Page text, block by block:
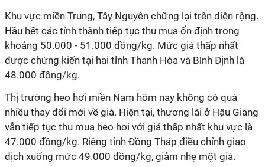
Khu vực miền Trung, Tây Nguyên chững lại trên diện rộng.
Hầu hết các tỉnh thành tiếp tục thu mua ổn định trong
khoảng 50.000 - 51.000 đồng/kg. Mức giá thấp nhất
được chứng kiến tại hai tỉnh Thanh Hóa và Bình Định là
48.000 đồng/kg.
Thị trường heo hơi miền Nam hôm nay không có quá
nhiều thay đổi mới về giá. Hiện tại, thương lái ở Hậu Giang
vẫn tiếp tục thu mua heo hơi với giá thấp nhất khu vực là
47.000 đồng/kg. Riêng tỉnh Đồng Tháp điều chỉnh giao
dịch xuống mức 49.000 đồng/kg, giảm nhẹ một giá.